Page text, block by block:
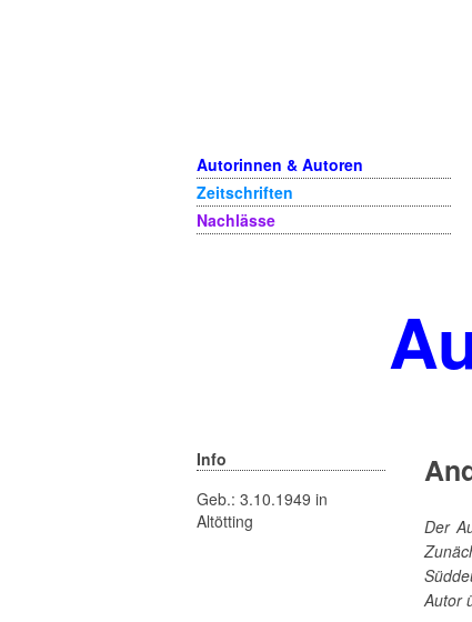
Autorinnen & Autoren
Zeitschriften
Nachlässe
Info
Geb.: 3.10.1949 in
Altötting
Der
Autor